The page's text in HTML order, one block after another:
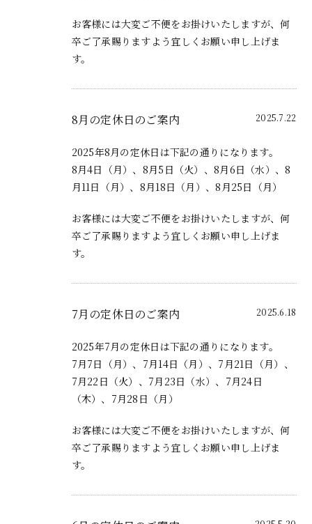
お客様には大変ご不便をお掛けいたしますが、何
卒ご了承賜りますよう宜しくお願い申し上げま
す。
2025.7.22
8月の定休日のご案内
2025年8月の定休日は下記の通りになります。
8月4日（月）、8月5日（火）、8月6日（水）、8
月11日（月）、8月18日（月）、8月25日（月）
お客様には大変ご不便をお掛けいたしますが、何
卒ご了承賜りますよう宜しくお願い申し上げま
す。
2025.6.18
7月の定休日のご案内
2025年7月の定休日は下記の通りになります。
7月7日（月）、7月14日（月）、7月21日（月）、
7月22日（火）、7月23日（水）、7月24日
（木）、7月28日（月）
お客様には大変ご不便をお掛けいたしますが、何
卒ご了承賜りますよう宜しくお願い申し上げま
す。